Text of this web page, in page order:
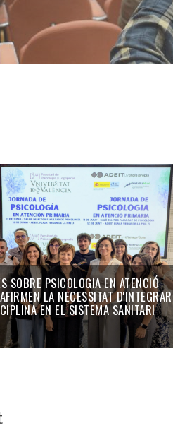
SOBRE PSICOLOGIA EN ATENCIÓ
LA NECESSITAT D'INTEGRAR
EN EL SISTEMA SANITARI